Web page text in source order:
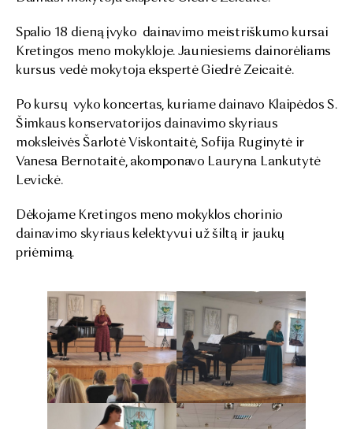
Spalio 18 dieną įvyko dainavimo meistriškumo kursai
Kretingos meno mokykloje. Jauniesiems dainorėliams
kursus vedė mokytoja ekspertė Giedrė Zeicaitė.
Po kursų vyko koncertas, kuriame dainavo Klaipėdos S.
Šimkaus konservatorijos dainavimo skyriaus
moksleivės Šarlotė Viskontaitė, Sofija Ruginytė ir
Vanesa Bernotaitė, akomponavo Lauryna Lankutytė
Levickė.
Dėkojame Kretingos meno mokyklos chorinio
dainavimo skyriaus kelektyvui už šiltą ir jaukų
priėmimą.